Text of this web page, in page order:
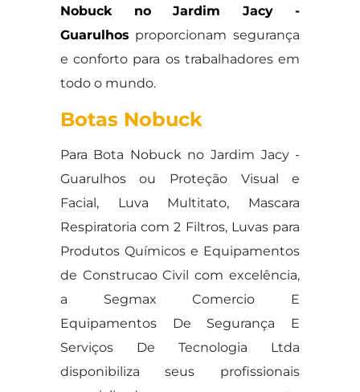
Nobuck no Jardim Jacy -
Guarulhos proporcionam segurança
e conforto para os trabalhadores em
todo o mundo.
Botas Nobuck
Para Bota Nobuck no Jardim Jacy -
Guarulhos ou Proteção Visual e
Facial, Luva Multitato, Mascara
Respiratoria com 2 Filtros, Luvas para
Produtos Químicos e Equipamentos
de Construcao Civil com excelência,
a Segmax Comercio E
Equipamentos De Segurança E
Serviços De Tecnologia Ltda
disponibiliza seus profissionais